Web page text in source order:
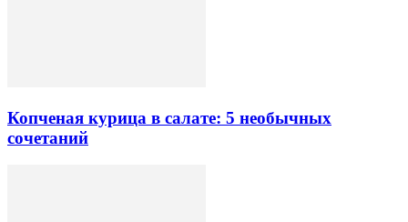
Копченая курица в салате: 5 необычных
сочетаний